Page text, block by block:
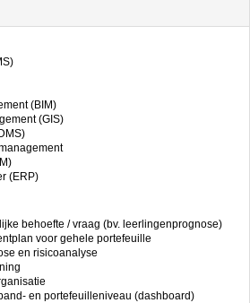
(BIM)
(GIS)
(ERP)
behoefte / vraag (bv. leerlingenprognose)
voor gehele portefeuille
en risicoanalyse
en portefeuilleniveau (dashboard)